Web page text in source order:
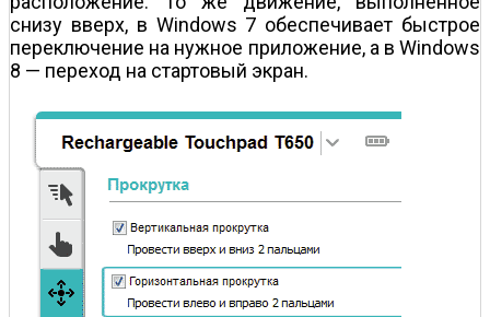
снизу вверх, в Windows 7 обеспечивает быстрое
переключение на нужное приложение, а в Windows
8 — переход на стартовый экран.